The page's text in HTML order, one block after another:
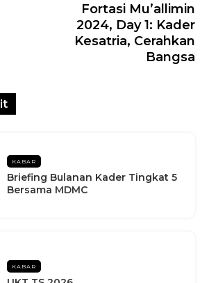
Fortasi Mu’allimin
2024, Day 1: Kader
Kesatria, Cerahkan
Bangsa
KABAR
Briefing Bulanan Kader Tingkat 5
Bersama MDMC
KABAR